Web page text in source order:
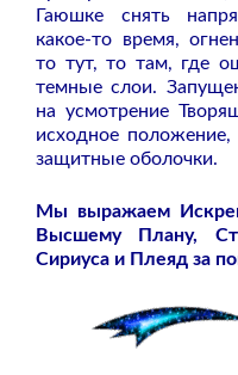
Гаюшке снять
какое-то время,
то тут, то там, где
темные слои.
на усмотрение
исходное положение,
защитные оболочки.
Мы выражаем
Высшему Плану,
Сириуса и Плеяд за